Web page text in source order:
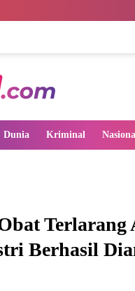
Dunia Kriminal
Terlarang
Berhasil